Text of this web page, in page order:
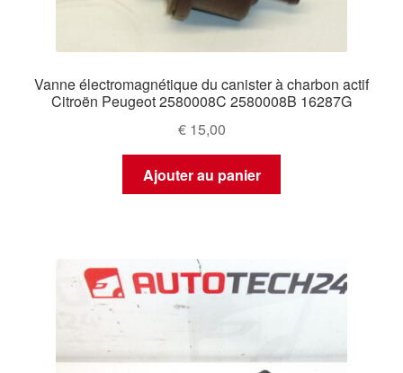
Vanne électromagnétique du canister à charbon actif
Citroën Peugeot 2580008C 2580008B 16287G
€15,00
Ajouter au panier